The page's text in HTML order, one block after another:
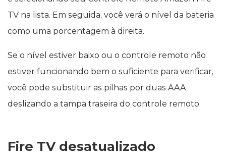
TV na lista. Em seguida, você verá o nível da bateria
como uma porcentagem à direita.
Se o nível estiver baixo ou o controle remoto não
estiver funcionando bem o suficiente para verificar,
você pode substituir as pilhas por duas AAA
deslizando a tampa traseira do controle remoto.
Fire TV desatualizado